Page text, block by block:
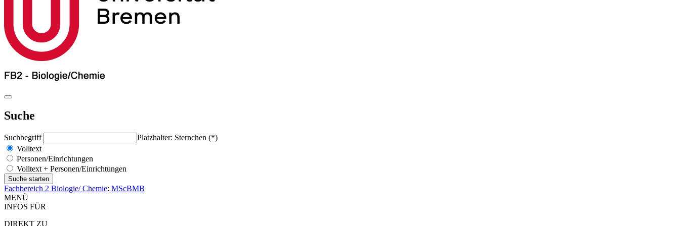
Suche
Suchbegriff
Platzhalter: Sternchen (*)
Volltext
Personen/Einrichtungen
Volltext + Personen/Einrichtungen
Fachbereich 2 Biologie/ Chemie: MScBMB
MENÜ
INFOS FÜR
DIREKT ZU